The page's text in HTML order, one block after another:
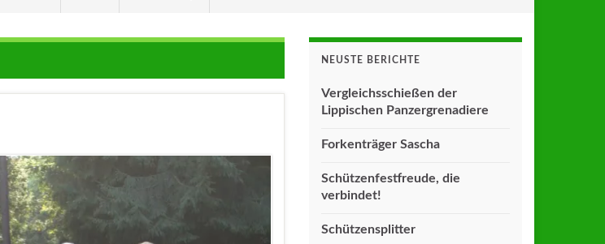
NEUSTE BERICHTE
Vergleichsschießen der
Lippischen Panzergrenadiere
Forkenträger Sascha
Schützenfestfreude, die
verbindet!
Schützensplitter